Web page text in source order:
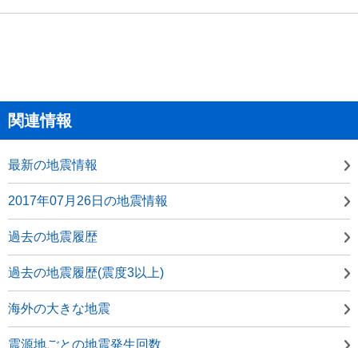
関連情報
最新の地震情報
2017年07月26日の地震情報
過去の地震履歴
過去の地震履歴(震度3以上)
海外の大きな地震
震源地ごとの地震発生回数